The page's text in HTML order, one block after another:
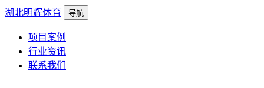
湖北明辉体育 导航
项目案例
行业资讯
联系我们